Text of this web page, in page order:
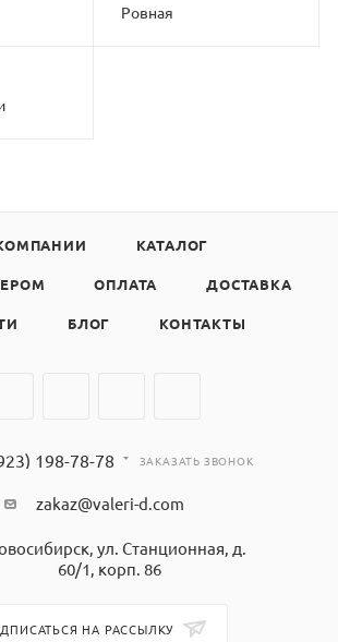
Ровная
КАТАЛОГ
ОПЛАТА ДОСТАВКА
БЛОГ КОНТАКТЫ
198-78-78 ЗАКАЗАТЬ ЗВОНОК
zakaz@valeri-d.com
ул. Станционная, д.
60/1, корп. 86
НА РАССЫЛКУ